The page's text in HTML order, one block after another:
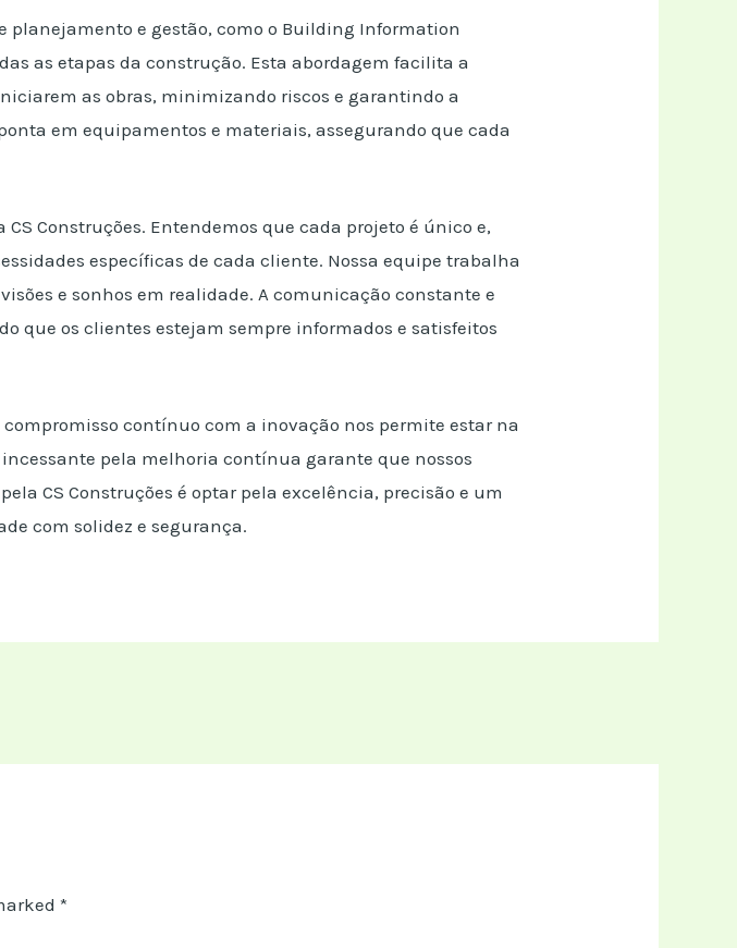
planejamento e gestão, como o Building Information
as etapas da construção. Esta abordagem facilita a
as obras, minimizando riscos e garantindo a
em equipamentos e materiais, assegurando que cada
Construções. Entendemos que cada projeto é único e,
específicas de cada cliente. Nossa equipe trabalha
e sonhos em realidade. A comunicação constante e
que os clientes estejam sempre informados e satisfeitos
compromisso contínuo com a inovação nos permite estar na
pela melhoria contínua garante que nossos
CS Construções é optar pela excelência, precisão e um
com solidez e segurança.
*